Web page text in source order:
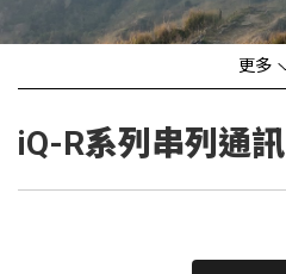
更多
iQ-R系列串列通訊